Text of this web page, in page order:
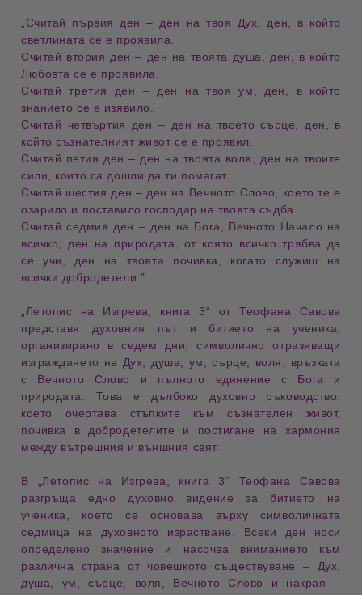
„Считай първия ден – ден на твоя Дух , ден, в който
светлината се е проявила.
Считай втория ден – ден на твоята душа
, ден, в който
Любовта се е проявила.
Считайтретия ден – ден на твоя ум
, ден, в който
знанието се е изявило.
Считай четвъртия ден – ден на твоето сърце , ден, в
койтосъзнателният живот се е проявил.
Считай петия ден – ден на твоята воля
, ден на твоите
сили , които са дошли да ти помагат.
Считай шестия ден – ден на Вечното Слово , което те е
озарило и поставило господар на твоята съдба
Считайседмия ден – ден на Бога Вечното Начало на
всичко, ден на природата , от която всичко трябва да
се учи, ден на твоята почивка
, когато служиш на
всички добродетели ."
„Летопис на Изгрева, книга 3“ отТеофана Савова
представя духовния път и битието на ученика
организирано вседем дни , символично отразяващи
изграждането на Дух душа ум ,сърце воля
, връзката
с Вечното Слово и пълното единение с Бога
и
природата
. Това е дълбоко духовно ръководство,
което очертава стъпките къмсъзнателен живот,
почивка в добродетелите и постигане на хармония
между вътрешния и външния свят.
В „Летопис на Изгрева, книга 3“
Теофана Савова
разгръща едно духовно видение за битието на
ученика
, което се основава върху символичната
седмица на духовното израстване
. Всеки ден носи
определено значение и насочва вниманието към
различна страна от човешкото съществуване – Дух
душа
ум ,сърце воля Вечното Слово
и накрая –